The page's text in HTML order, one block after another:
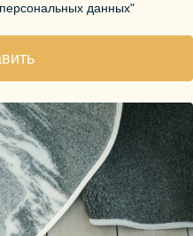
данных"